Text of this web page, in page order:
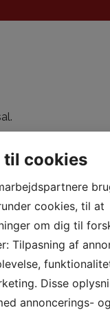
af, at der
den bliver
til cookies
cookies, til at
om dig til
Tilpasning af
Disse
annoncerings- og